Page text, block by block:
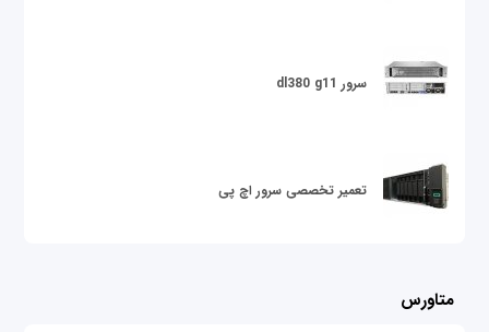
سرور dl380 g11
تعمیر تخصصی سرور اچ پی
متاورس